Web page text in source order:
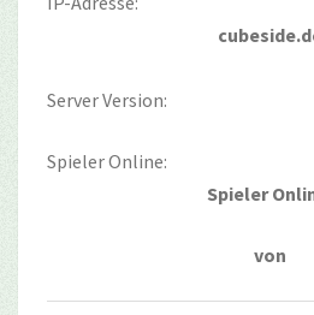
Server Version:
Spieler Online:
Spieler
von